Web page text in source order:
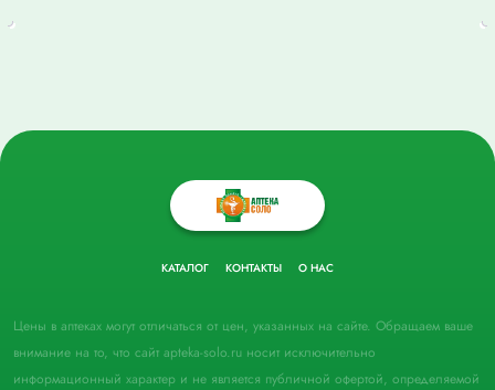
КАТАЛОГ КОНТАКТЫ О НАС
Цены в аптеках могут отличаться от цен, указанных на сайте. Обращаем ваше
внимание на то, что сайт apteka-solo.ru носит исключительно
информационный характер и не является публичной офертой, определяемой